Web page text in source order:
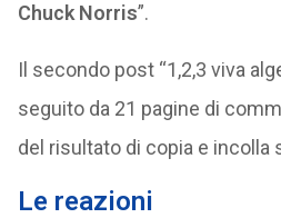
Chuck Norris”.
Il secondo post “1,2,3 viva
seguito da 21 pagine di
del risultato di copia e incolla
Le reazioni